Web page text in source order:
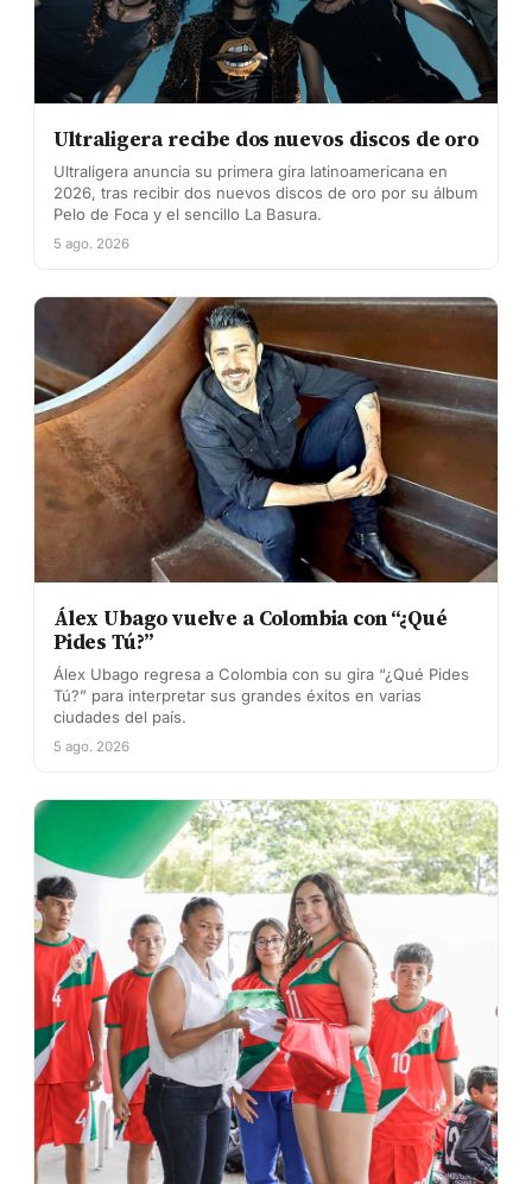
Ultraligera recibe dos nuevos discos de oro
Ultraligera anuncia su primera gira latinoamericana en
2026, tras recibir dos nuevos discos de oro por su álbum
Pelo de Foca y el sencillo La Basura.
5 ago. 2026
Álex Ubago vuelve a Colombia con “¿Qué
Pides Tú?”
Álex Ubago regresa a Colombia con su gira “¿Qué Pides
Tú?” para interpretar sus grandes éxitos en varias
ciudades del país.
5 ago. 2026